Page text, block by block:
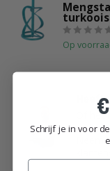
Op
Of
order?
Schrijf je in voor
Email